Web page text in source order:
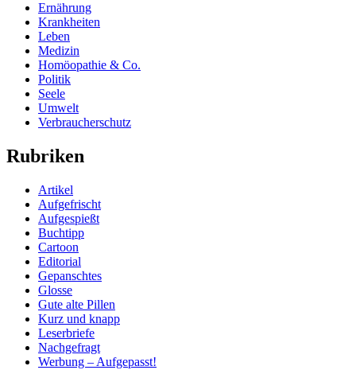
Ernährung
Krankheiten
Leben
Medizin
Homöopathie & Co.
Politik
Seele
Umwelt
Verbraucherschutz
Rubriken
Artikel
Aufgefrischt
Aufgespießt
Buchtipp
Cartoon
Editorial
Gepanschtes
Glosse
Gute alte Pillen
Kurz und knapp
Leserbriefe
Nachgefragt
Werbung – Aufgepasst!